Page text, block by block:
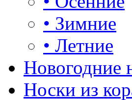
• Зимние
• Летние
Новогодние
Носки из